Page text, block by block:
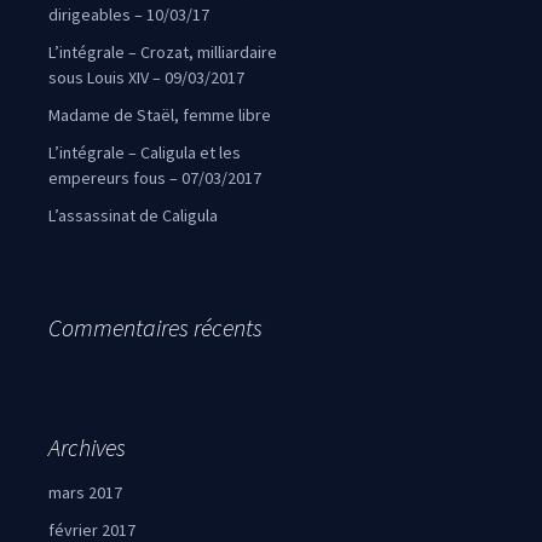
dirigeables – 10/03/17
L’intégrale – Crozat, milliardaire
sous Louis XIV – 09/03/2017
Madame de Staël, femme libre
L’intégrale – Caligula et les
empereurs fous – 07/03/2017
L’assassinat de Caligula
Commentaires récents
Archives
mars 2017
février 2017